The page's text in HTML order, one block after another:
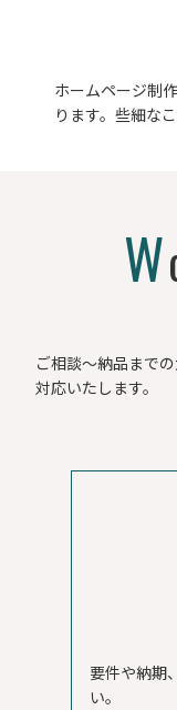
ホームページ制
ります。些細な
W
ご相談〜納品まで
対応いたします。
要件や納期
い。